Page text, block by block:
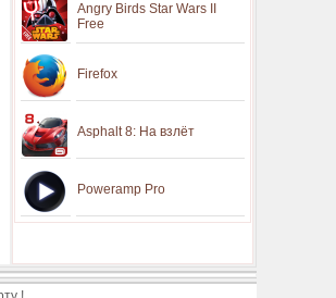
Angry Birds Star Wars II
Free
Firefox
Asphalt 8: На взлёт
Poweramp Pro